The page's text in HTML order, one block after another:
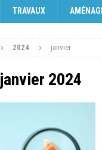
TRAVAUX
2024 janvier
janvier 2024